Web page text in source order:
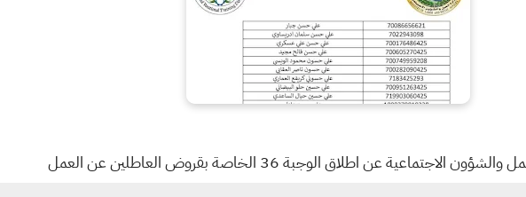
الاجتماعية عن اطلاق الوجبة 36 الخاصة بقروض العاطلين عن العمل